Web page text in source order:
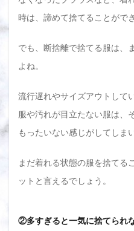
判断
しま
しょ
時は、諦めて捨てることがで
でも、断捨離で捨てる服は、
よね。
流行遅れやサイズアウトして
服や汚れが目立たない服は、
もったいない感じがしてしま
まだ着れる状態の服を捨てる
ットと言えるでしょう。
②多すぎると一気に捨てられ